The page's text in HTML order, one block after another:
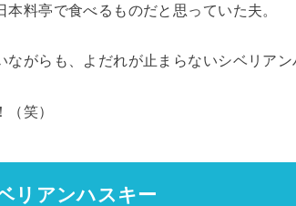
料亭で食べるものだと思っていた夫。
がらも、よだれが止まらないシベリアン
笑）
リアンハスキー